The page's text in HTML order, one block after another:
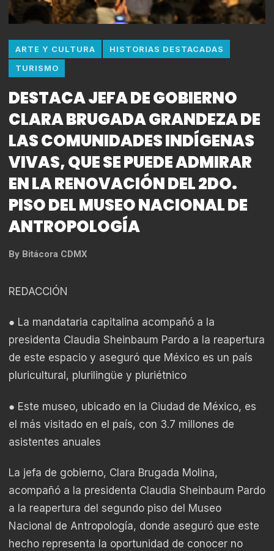
ARTE Y CULTURA HISTORIAS DESTACADAS
TURISMO
DESTACA JEFA DE GOBIERNO
CLARA BRUGADA GRANDEZA DE
LAS COMUNIDADES INDÍGENAS
VIVAS, QUE SE PUEDE ADMIRAR
EN LA RENOVACIÓN DEL 2DO.
PISO DEL MUSEO NACIONAL DE
ANTROPOLOGÍA
By Bitácora CDMX
REDACCIÓN
● La mandataria capitalina acompañó a la
presidenta Claudia Sheinbaum Pardo a la reapertura
de este espacio y aseguró que México es un país
pluricultural, plurilingüe y pluriétnico
● Este museo, ubicado en la Ciudad de México, es
el más visitado en el país, con 3.7 millones de
asistentes anuales
La jefa de gobierno, Clara Brugada Molina,
acompañó a la presidenta Claudia Sheinbaum Pardo
a la reapertura del segundo piso del Museo
Nacional de Antropología, donde aseguró que este
hecho representa la oportunidad de conocer no